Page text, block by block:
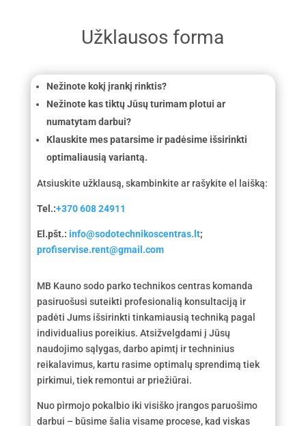
Užklausos forma
Nežinote kokį įrankį rinktis?
Nežinote kas tiktų Jūsų turimam plotui ar
numatytam darbui?
Klauskite mes patarsime ir padėsime išsirinkti
optimaliausią variantą.
Atsiuskite užklausą, skambinkite ar rašykite el laišką:
Tel.:+370 608 24911
El.pšt.: info@sodotechnikoscentras.lt;
profiservise.rent@gmail.com
MB Kauno sodo parko technikos centras komanda
pasiruošusi suteikti profesionalią konsultaciją ir
padėti Jums išsirinkti tinkamiausią techniką pagal
individualius poreikius. Atsižvelgdami į Jūsų
naudojimo sąlygas, darbo apimtį ir techninius
reikalavimus, kartu rasime optimalų sprendimą tiek
pirkimui, tiek remontui ar priežiūrai.
Nuo pirmojo pokalbio iki visiško įrangos paruošimo
darbui – būsime šalia visame procese, kad viskas